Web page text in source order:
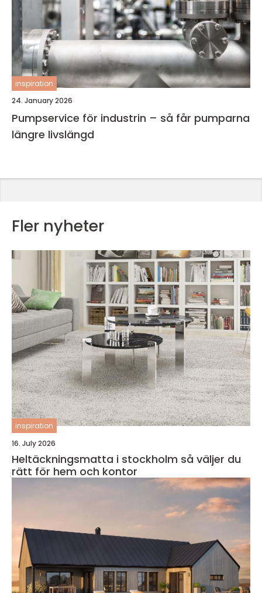
inspiration
24. January 2026
Pumpservice för industrin – så får pumparna
längre livslängd
Fler nyheter
inspiration
16. July 2026
Heltäckningsmatta i stockholm så väljer du
rätt för hem och kontor